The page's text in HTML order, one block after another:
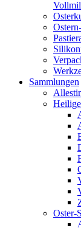
Sammlungen
Oster-